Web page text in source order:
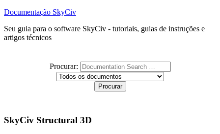
Documentação SkyCiv
Seu guia para o software SkyCiv - tutoriais, guias de instruções e
artigos técnicos
Procurar:
SkyCiv Structural 3D